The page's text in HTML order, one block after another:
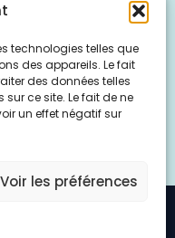
technologies telles que
des appareils. Le fait
des données telles
ce site. Le fait de ne
un effet négatif sur
Voir les préférences